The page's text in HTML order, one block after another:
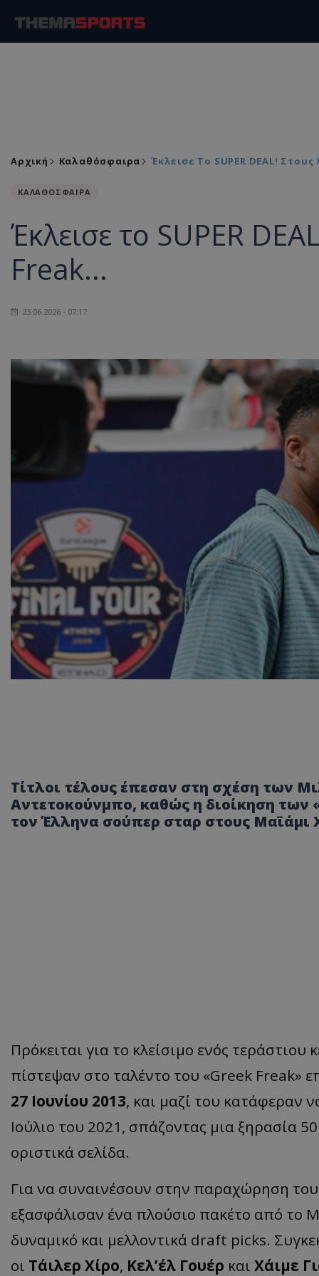
Αρχική Καλαθόσφαιρα Έκλεισε Το SUPER DEAL!
ΚΑΛΑΘΟΣΦΑΙΡΑ
Έκλεισε το SUPER
Freak...
23.06.2026 - 07:17
Τίτλοι τέλους έπεσαν στη σχέση των
Αντετοκούνμπο, καθώς η διοίκηση
τον Έλληνα σούπερ σταρ στους Μαϊάμι
Πρόκειται για το κλείσιμο ενός
πίστεψαν στο ταλέντο του «Greek Freak»
27 Ιουνίου 2013, και μαζί του κατάφεραν
Ιούλιο του 2021, σπάζοντας μια ξηρασία
οριστικά σελίδα.
Για να συναινέσουν στην παραχώρηση
εξασφάλισαν ένα πλούσιο πακέτο από το
δυναμικό και μελλοντικά draft picks.
οι Τάιλερ Χίρο, Κελ’έλ Γουέρ και Χάιμε